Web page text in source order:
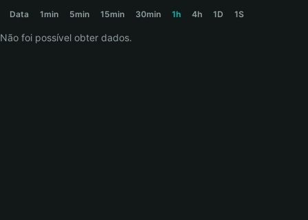
Español (Argentina)
Data 1min 5min 15min 30min 1h 4h 1D 1S
Não foi possível obter dados.